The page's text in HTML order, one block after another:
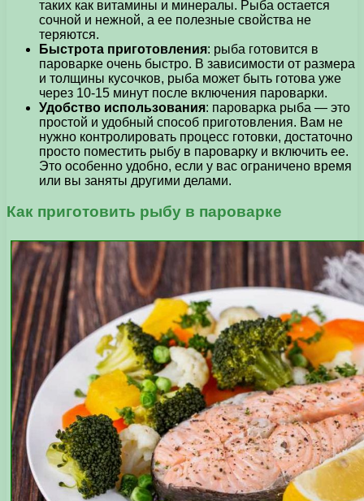
таких как витамины и минералы. Рыба остается
сочной и нежной, а ее полезные свойства не
теряются.
Быстрота приготовления: рыба готовится в
пароварке очень быстро. В зависимости от размера
и толщины кусочков, рыба может быть готова уже
через 10-15 минут после включения пароварки.
Удобство использования: пароварка рыба — это
простой и удобный способ приготовления. Вам не
нужно контролировать процесс готовки, достаточно
просто поместить рыбу в пароварку и включить ее.
Это особенно удобно, если у вас ограничено время
или вы заняты другими делами.
Как приготовить рыбу в пароварке